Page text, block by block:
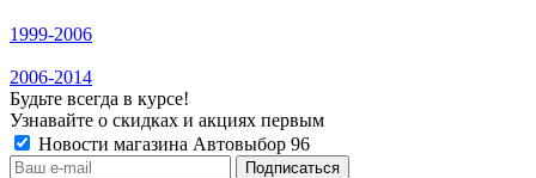
1999-2006
2006-2014
Будьте всегда в курсе!
Узнавайте о скидках и акциях первым
Новости магазина Автовыбор 96